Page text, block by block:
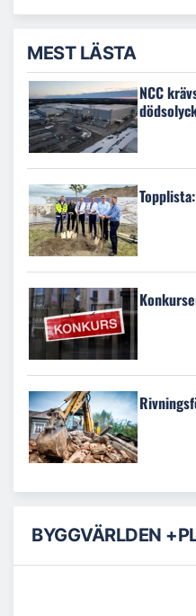
MEST LÄSTA
NCC
BYGGVÄRLDEN